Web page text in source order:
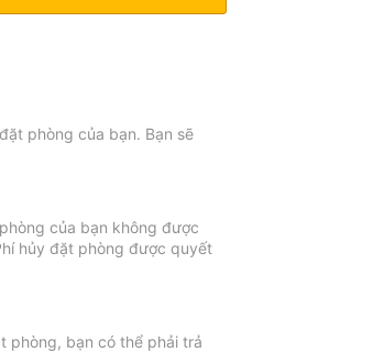
phòng của bạn. Bạn sẽ
của bạn không được
hủy đặt phòng được quyết
phòng, bạn có thể phải trả